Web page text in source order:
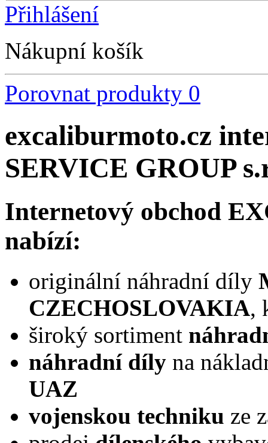
Přihlášení
Nákupní košík
Porovnat produkty 0
excaliburmoto.cz
SERVICE GROUP
Internetový obchod
nabízí:
originální náhradní díly
CZECHOSLOVAKIA,
široký sortiment
náhradní díly na
UAZ
vojenskou techniku ze